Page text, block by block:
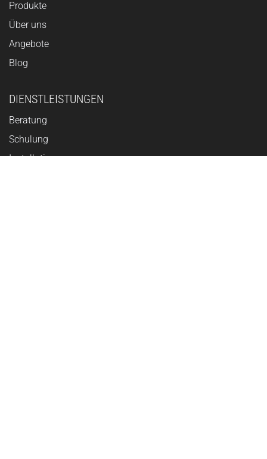
Produkte
Über uns
Angebote
Blog
DIENSTLEISTUNGEN
Beratung
Schulung
Installation